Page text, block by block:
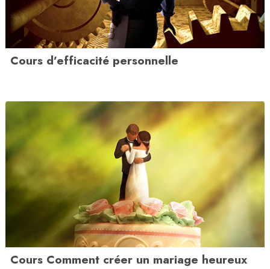
Cours d’efficacité personnelle
Cours Comment créer un mariage heureux